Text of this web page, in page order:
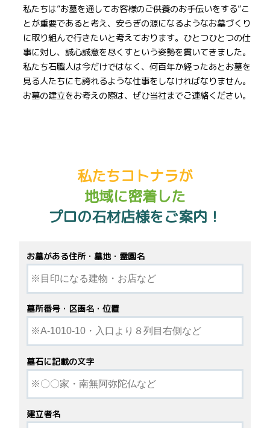
私たちは”お墓を通してお客様のご供養のお手伝いをする”こ
とが重要であると考え、安らぎの源になるようなお墓づくり
に取り組んで行きたいと考えております。ひとつひとつの仕
事に対し、誠心誠意を尽くすという姿勢を貫いてきました。
私たち石職人は今だけではなく、何百年か経ったあとお墓を
見る人たちにも誇れるような仕事をしなければなりません。
お墓の建立をお考えの際は、ぜひ当社までご連絡ください。
私たちコトナラが
地域に密着した
プロの石材店様をご案内！
お墓がある住所・墓地・霊園名
墓所番号・区画名・位置
墓石に記載の文字
建立者名